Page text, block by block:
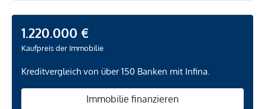
1.220.000 €
Kaufpreis der Immobilie
Kreditvergleich von über 150 Banken mit Infina.
Immobilie finanzieren